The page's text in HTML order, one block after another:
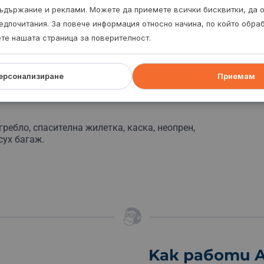
18 г. се нуждаят от упълномощен придружител или
предупредете организатора предварително.
е 3-4 часа в зависимост от локацията, от
а през останалите се извършва подготовка.
спасителна жилетка, каска, неопрен,
багаж.
Kак работи
и реклами. Можете да приемете всички бисквитки, да
За повече информация относно начина, по който
нашата страница за поверителност.
Приемам